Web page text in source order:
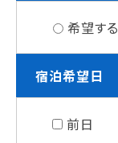
希望する
宿泊希望日
前日